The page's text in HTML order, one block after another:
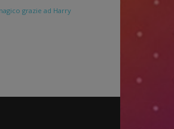
grazie ad Harry